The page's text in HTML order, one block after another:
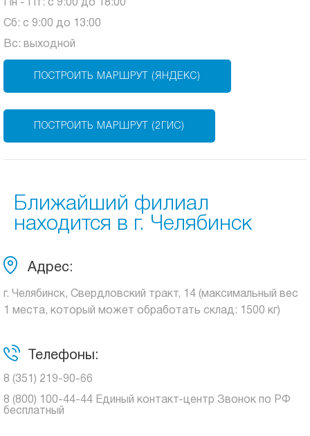
Пн - Пт: с 9:00 до 18:00
Сб: с 9:00 до 13:00
Вс: выходной
ПОСТРОИТЬ МАРШРУТ (ЯНДЕКС)
ПОСТРОИТЬ МАРШРУТ (2ГИС)
Ближайший филиал
находится в г. Челябинск
Адрес:
г. Челябинск, Свердловский тракт, 14 (максимальный вес
1 места, который может обработать склад: 1500 кг)
Телефоны:
8 (351) 219-90-66
8 (800) 100-44-44 Единый контакт-центр Звонок по РФ
бесплатный